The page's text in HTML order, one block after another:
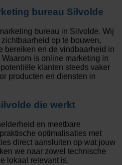
bureau Silvolde
bureau in Silvolde. Wij
op te bouwen,
bereiken en de vindbaarheid in
is online marketing in
klanten steeds vaker
producten en diensten in
die werkt
en meetbare
optimalisaties met
direct aansluiten op wat jouw
we naar zowel technische
lokaal relevant is.